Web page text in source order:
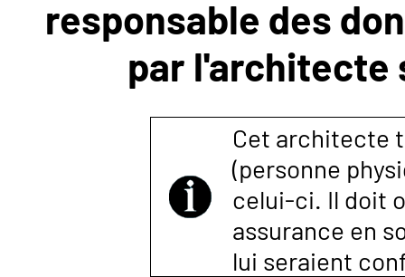
NOUS
CONTACTER
responsable des
par l'architecte
Cet architecte
(personne
celui-ci. Il doit
assurance en
lui seraient